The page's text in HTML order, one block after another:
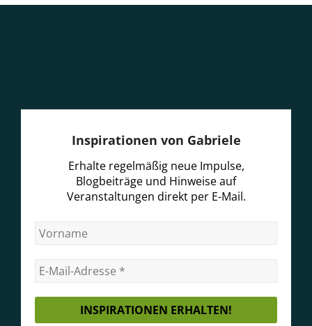
Inspirationen von Gabriele
Erhalte regelmäßig neue Impulse,
Blogbeiträge und Hinweise auf
Veranstaltungen direkt per E-Mail.